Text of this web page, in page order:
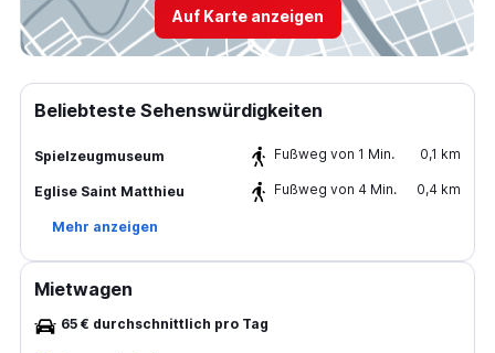
Auf Karte anzeigen
Beliebteste Sehenswürdigkeiten
Spielzeugmuseum Fußweg von 1 Min. 0,1 km
Eglise Saint Matthieu Fußweg von 4 Min. 0,4 km
Mehr anzeigen
Mietwagen
65 € durchschnittlich pro Tag